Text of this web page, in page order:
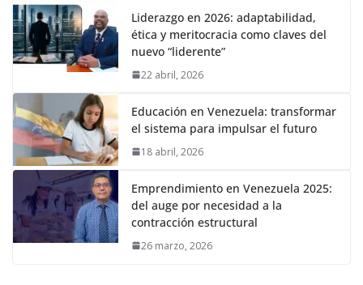
Liderazgo en 2026: adaptabilidad,
ética y meritocracia como claves del
nuevo “liderente”
22 abril, 2026
Educación en Venezuela: transformar
el sistema para impulsar el futuro
18 abril, 2026
Emprendimiento en Venezuela 2025:
del auge por necesidad a la
contracción estructural
26 marzo, 2026